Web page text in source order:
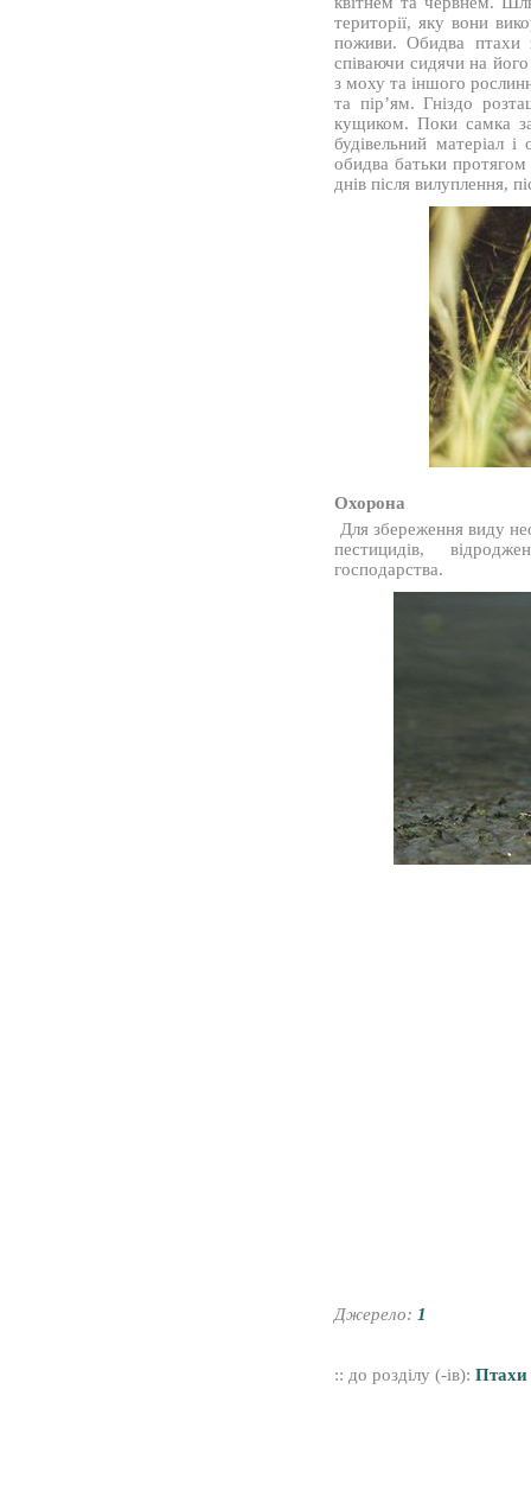
території, яку вони
поживи. Обидва птахи
співаючи сидячи на
з моху та іншого
та пір’ям. Гніздо
кущиком. Поки самка
будівельний матеріал
обидва батьки
днів після вилуплення,
Охорона
Для збереження виду
пестицидів,
господарства.
Джерело: 1
:: до розділу (-ів):Птахи